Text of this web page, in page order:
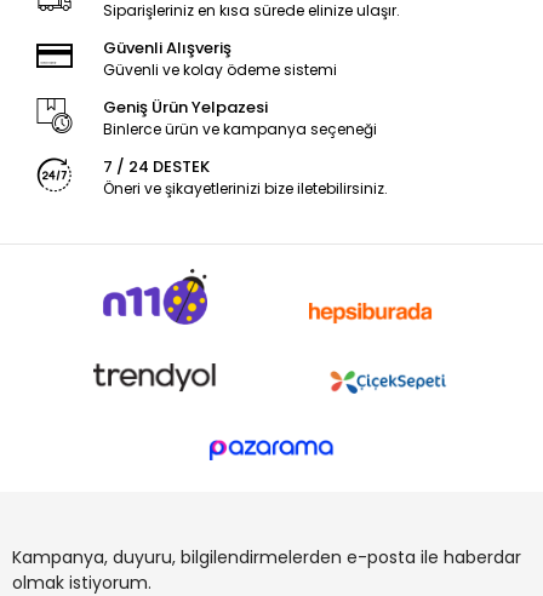
Siparişleriniz en kısa sürede elinize ulaşır.
Güvenli Alışveriş
Güvenli ve kolay ödeme sistemi
Geniş Ürün Yelpazesi
Binlerce ürün ve kampanya seçeneği
7 / 24 DESTEK
Öneri ve şikayetlerinizi bize iletebilirsiniz.
Kampanya, duyuru, bilgilendirmelerden e-posta ile haberdar
olmak istiyorum.